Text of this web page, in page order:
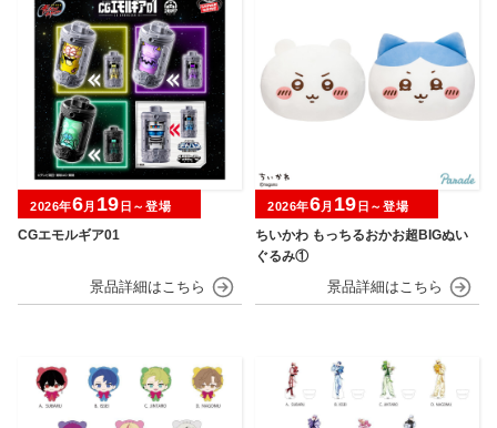
CGエモルギア01
2026年6月 19 日～登場
ちいかわ もっちるおかお超BIGぬい
ぐるみ①
2026年6月 19 日～登場